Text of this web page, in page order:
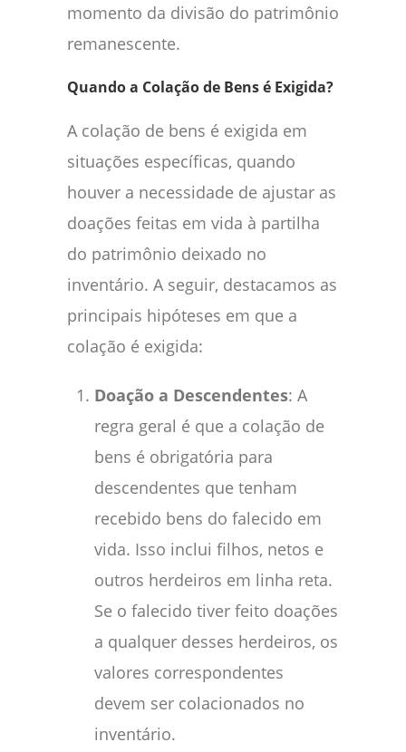
momento da divisão do patrimônio
remanescente.
Quando a Colação de Bens é Exigida?
A colação de bens é exigida em
situações específicas, quando
houver a necessidade de ajustar as
doações feitas em vida à partilha
do patrimônio deixado no
inventário. A seguir, destacamos as
principais hipóteses em que a
colação é exigida:
Doação a Descendentes: A
regra geral é que a colação de
bens é obrigatória para
descendentes que tenham
recebido bens do falecido em
vida. Isso inclui filhos, netos e
outros herdeiros em linha reta.
Se o falecido tiver feito doações
a qualquer desses herdeiros, os
valores correspondentes
devem ser colacionados no
inventário.